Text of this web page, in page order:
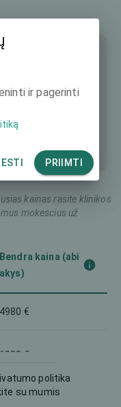
kainas rasite klinikos
mokescius už
Bendra kaina (abi
akys)
4980 €
6980 €
6980 €
politika
su mumis
ir pagerinti
PRIIMTI